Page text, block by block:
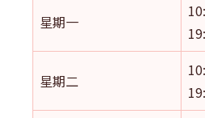
星期一
星期二